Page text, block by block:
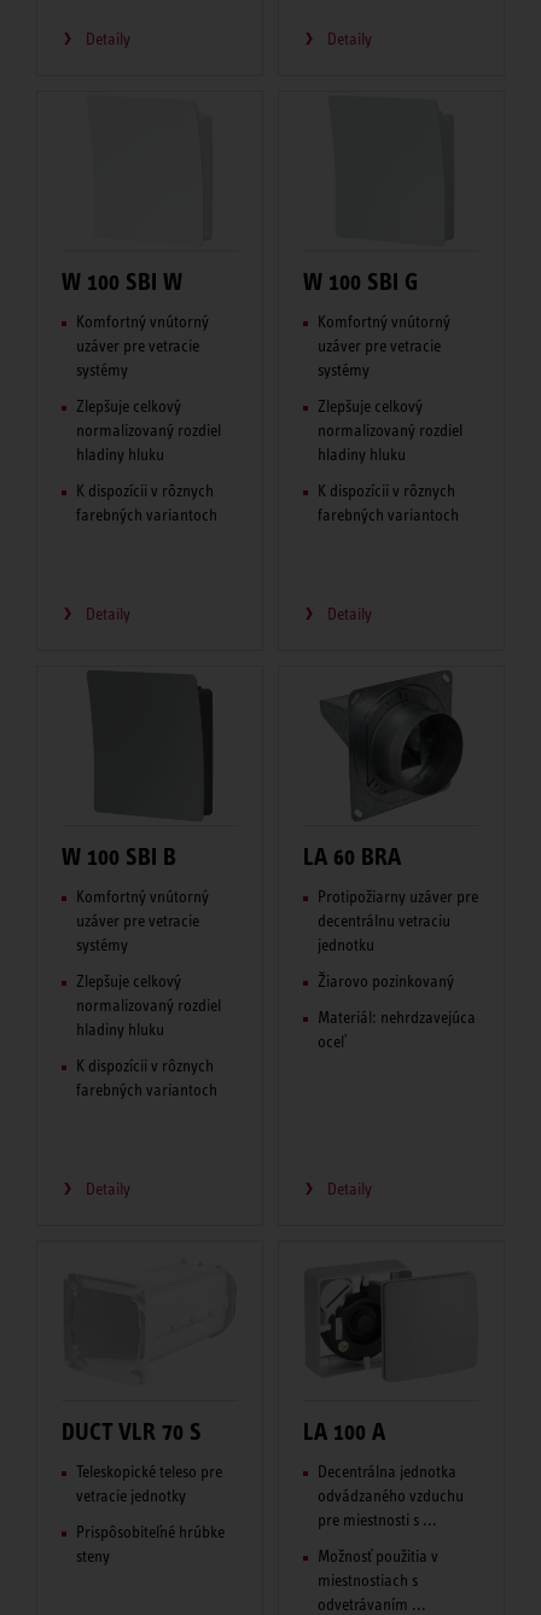
Detaily Detaily
W 100 SBI W
Komfortný vnútorný
uzáver pre vetracie
systémy
Zlepšuje celkový
normalizovaný rozdiel
hladiny hluku
K dispozícii v rôznych
farebných variantoch
Detaily
W 100 SBI G
Komfortný vnútorný
uzáver pre vetracie
systémy
Zlepšuje celkový
normalizovaný rozdiel
hladiny hluku
K dispozícii v rôznych
farebných variantoch
Detaily
W 100 SBI B
Komfortný vnútorný
uzáver pre vetracie
systémy
Zlepšuje celkový
normalizovaný rozdiel
hladiny hluku
K dispozícii v rôznych
farebných variantoch
Detaily
LA 60 BRA
Protipožiarny uzáver pre
decentrálnu vetraciu
jednotku
Žiarovo pozinkovaný
Materiál: nehrdzavejúca
oceľ
Detaily
DUCT VLR 70 S
Teleskopické teleso pre
vetracie jednotky
Prispôsobiteľné hrúbke
steny
LA 100 A
Decentrálna jednotka
odvádzaného vzduchu
pre miestnosti s ...
Možnosť použitia v
miestnostiach s
odvetrávaním ...